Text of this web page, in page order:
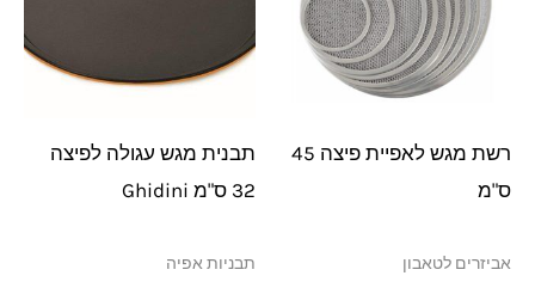
רשת מגש לאפיית פיצה 45
ס"מ
אביזרים לטאבון
תבנית מגש עגולה לפיצה
32 ס"מ Ghidini
תבניות אפיה